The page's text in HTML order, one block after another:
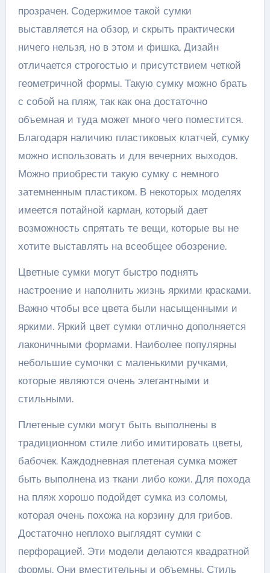
прозрачен. Содержимое такой сумки
выставляется на обзор, и скрыть практически
ничего нельзя, но в этом и фишка. Дизайн
отличается строгостью и присутствием четкой
геометричной формы. Такую сумку можно брать
с собой на пляж, так как она достаточно
объемная и туда может много чего поместится.
Благодаря наличию пластиковых клатчей, сумку
можно использовать и для вечерних выходов.
Можно приобрести такую сумку с немного
затемненным пластиком. В некоторых моделях
имеется потайной карман, который дает
возможность спрятать те вещи, которые вы не
хотите выставлять на всеобщее обозрение.
Цветные сумки могут быстро поднять
настроение и наполнить жизнь яркими красками.
Важно чтобы все цвета были насыщенными и
яркими. Яркий цвет сумки отлично дополняется
лаконичными формами. Наиболее популярны
небольшие сумочки с маленькими ручками,
которые являются очень элегантными и
стильными.
Плетеные сумки могут быть выполнены в
традиционном стиле либо имитировать цветы,
бабочек. Каждодневная плетеная сумка может
быть выполнена из ткани либо кожи. Для похода
на пляж хорошо подойдет сумка из соломы,
которая очень похожа на корзину для грибов.
Достаточно неплохо выглядят сумки с
перфорацией. Эти модели делаются квадратной
формы. Они вместительны и объемны. Стиль